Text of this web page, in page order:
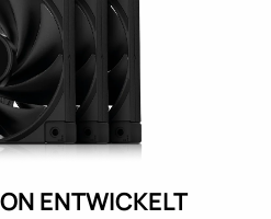
ENTWICKELT